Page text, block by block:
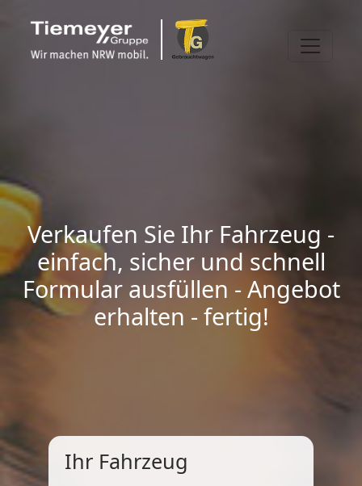
Verkaufen Sie Ihr Fahrzeug -
einfach, sicher und schnell
Formular ausfüllen - Angebot
erhalten - fertig!
Ihr Fahrzeug